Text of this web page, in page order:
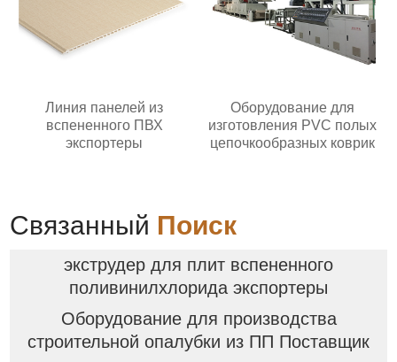
Линия панелей из
вспененного ПВХ
экспортеры
Оборудование для
изготовления PVC полых
цепочкообразных коврик
Связанный Поиск
экструдер для плит вспененного
поливинилхлорида экспортеры
Оборудование для производства
строительной опалубки из ПП Поставщик